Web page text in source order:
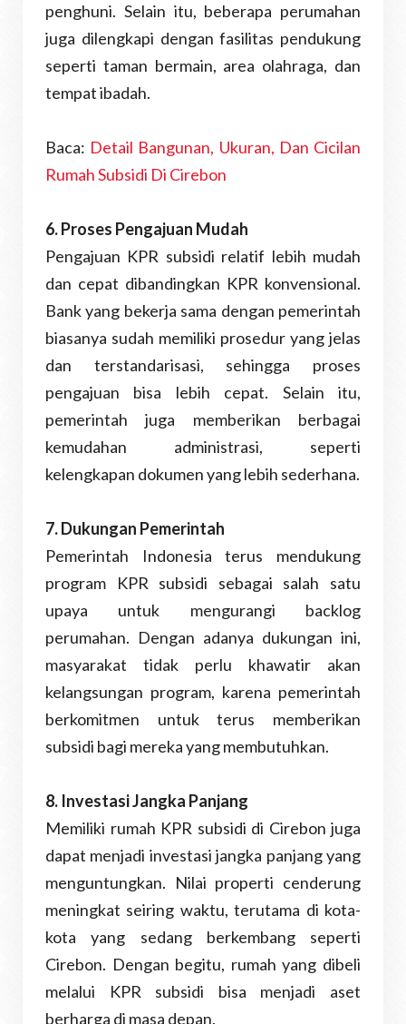
penghuni. Selain itu, beberapa perumahan
juga dilengkapi dengan fasilitas pendukung
seperti taman bermain, area olahraga, dan
tempat ibadah.
Baca: Detail Bangunan, Ukuran, Dan Cicilan
Rumah Subsidi Di Cirebon
6. Proses Pengajuan Mudah
Pengajuan KPR subsidi relatif lebih mudah
dan cepat dibandingkan KPR konvensional.
Bank yang bekerja sama dengan pemerintah
biasanya sudah memiliki prosedur yang jelas
dan terstandarisasi, sehingga proses
pengajuan bisa lebih cepat. Selain itu,
pemerintah juga memberikan berbagai
kemudahan administrasi, seperti
kelengkapan dokumen yang lebih sederhana.
7. Dukungan Pemerintah
Pemerintah Indonesia terus mendukung
program KPR subsidi sebagai salah satu
upaya untuk mengurangi backlog
perumahan. Dengan adanya dukungan ini,
masyarakat tidak perlu khawatir akan
kelangsungan program, karena pemerintah
berkomitmen untuk terus memberikan
subsidi bagi mereka yang membutuhkan.
8. Investasi Jangka Panjang
Memiliki rumah KPR subsidi di Cirebon juga
dapat menjadi investasi jangka panjang yang
menguntungkan. Nilai properti cenderung
meningkat seiring waktu, terutama di kota-
kota yang sedang berkembang seperti
Cirebon. Dengan begitu, rumah yang dibeli
melalui KPR subsidi bisa menjadi aset
berharga di masa depan.